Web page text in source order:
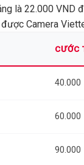
là 22.000 VND
Camera
CƯỚC
40.000
60.000
90.000